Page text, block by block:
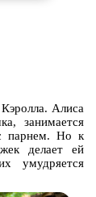
Алиса
занимается
парнем. Но к
делает ей
умудряется